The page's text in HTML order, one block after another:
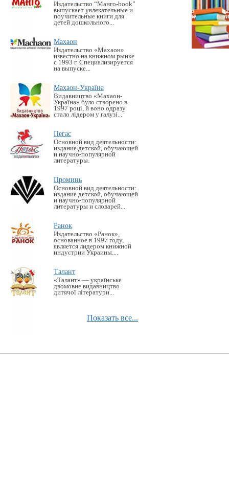
Издательство “Манго-book”
выпускает увлекательные и
поучительные книги для
детей дошкольного...
Махаон
Издательство «Махаон»
известно на книжном рынке
с 1993 г. Специализируется
на выпуске...
Махаон-Україна
Видавництво «Махаон-
Україна» було створено в
1997 році, й воно одразу
стало лідером у галузі...
Пегас
Основной вид деятельности:
издание детской, обучающей
и научно-популярной
литературы.
Проминь
Основной вид деятельности:
издание детской, обучающей
и научно-популярной
литературы и словарей...
Ранок
Издательство «Ранок»,
основанное в 1997 году,
является лидером книжной
индустрии Украины....
Талант
«Талант» — українське
двомовне видавництво
дитячої літератури...
Показать все...